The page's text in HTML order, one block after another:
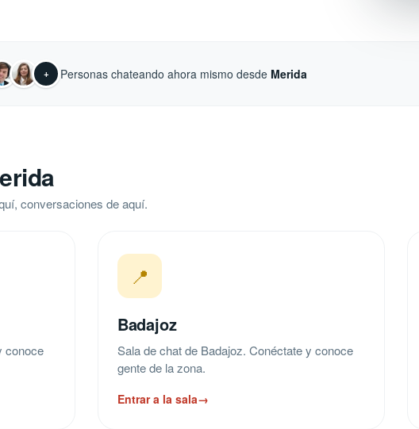
+ Personas chateando ahora mismo desde Merida
conversaciones de aquí.
conoce
📍
Badajoz
Sala de chat de Badajoz. Conéctate y conoce
gente de la zona.
Entrar a la sala→